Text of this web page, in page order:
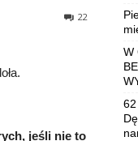
22
jeśli nie to
W